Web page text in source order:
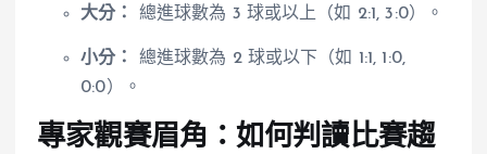
大分： 總進球數為 3 球或以上（如 2:1, 3:0）。
小分：
總進球數為 2 球或以下（如 1:1, 1:0,
0:0）。
專家觀賽眉角：如何判讀比賽趨